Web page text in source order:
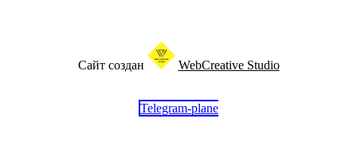
Сайт создан WebCreative Studio
Telegram-plane